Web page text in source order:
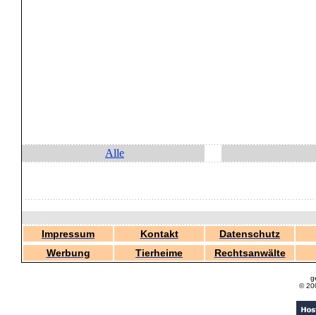
Alle
Impressum Kontakt
Datenschutz
Werbung
Tierheime Rechtsanwälte
©